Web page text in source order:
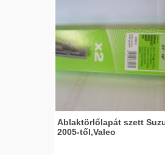
Ablaktörlőlapát szett
2005-től,Valeo